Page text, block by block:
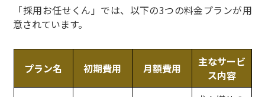
「採用お任せくん」では、以下の3つの料金プランが用
意されています。
プラン名 初期費用 月額費用
主なサービ
ス内容